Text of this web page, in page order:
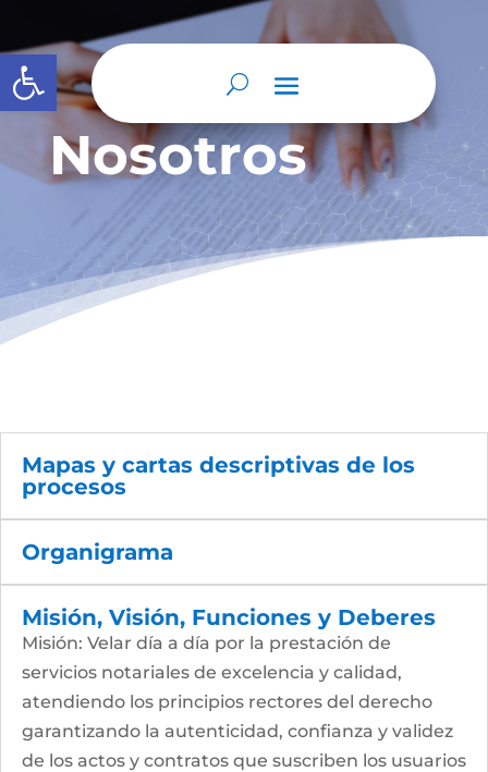
Abrir barra de herramientas
Nosotros
Mapas y cartas descriptivas de los
procesos
Organigrama
Misión, Visión, Funciones y Deberes
Misión: Velar día a día por la prestación de
servicios notariales de excelencia y calidad,
atendiendo los principios rectores del derecho
garantizando la autenticidad, confianza y validez
de los actos y contratos que suscriben los usuarios